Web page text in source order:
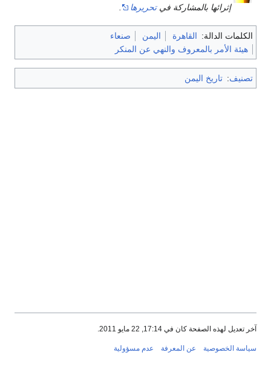
إثرائها بالمشاركة فيتحريرها
الكلمات الدالة: القاهرة اليمن
صنعاء
هيئة الأمر بالمعروف والنهي عن المنكر
تصنيف: تاريخ اليمن
آخر تعديل لهذه الصفحة كان في 17:14, 22 مايو 2011.
سياسة الخصوصية عن المعرفة عدم مسؤولية